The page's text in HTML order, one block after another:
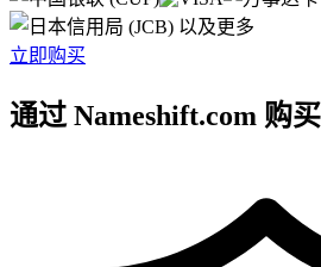
以及更多
立即购买
通过 Nameshift.com 购